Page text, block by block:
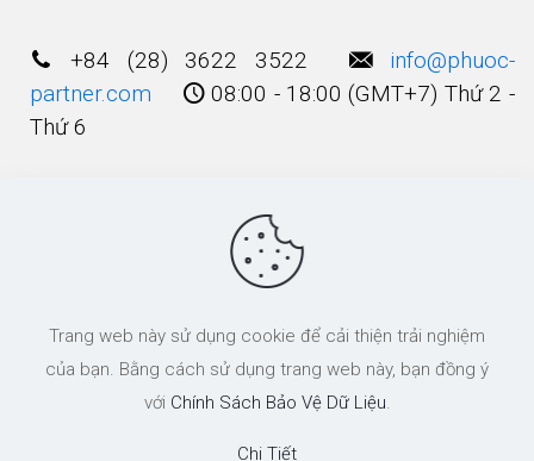
+84 (28) 3622 3522
info@phuoc-
partner.com
08:00 - 18:00 (GMT+7) Thứ 2 -
Thứ 6
© 2003 - 2025 Bản quyền thuộc về Công Ty
Luật TNHH Phước và Các cộng Sự
Trang web này sử dụng cookie để cải thiện trải nghiệm
của bạn. Bằng cách sử dụng trang web này, bạn đồng ý
với Chính Sách Bảo Vệ Dữ Liệu.
Chi Tiết